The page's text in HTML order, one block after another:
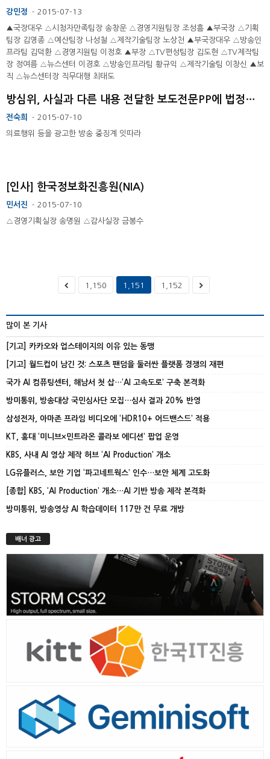
강민정 - 2015-07-13
▲국장대우 △시청자만족팀장 송창운 △경영지원팀장 조성흠 ▲부국장 △기획
팀장 김영종 △예산팀장 나성철 △제작기술팀장 노상천 ▲부국장대우 △방송인
프라팀 김덕환 △경영지원팀 이정호 ▲부장 △TV편성팀장 김도현 △TV제작팀
장 정여름 △뉴스센터 이경호 △방송인프라팀 황규익 △제작기술팀 이창신 ▲보
직 △뉴스센터장 직무대행 최태도
방심위, 사실과 다른 내용 전달한 보도전문PP에 법정제재
전숙희 - 2015-07-10
의료행위 등을 광고한 방송 중징계 잇따라
[인사] 한국정보화진흥원(NIA)
민서진 - 2015-07-10
△경영기획실장 송명원 △감사실장 금봉수
1,150 1,151 1,152
많이 본 기사
[기고] 카카오와 업스테이지의 이유 있는 동맹
[기고] 월드컵이 남긴 것: 스포츠 팬덤을 둘러싼 플랫폼 경쟁의 재편
국가 AI 컴퓨팅센터, 해남서 첫 삽…‘AI 고속도로’ 구축 본격화
방미통위, 방송대상 국민심사단 모집…심사 결과 20% 반영
삼성전자, 아마존 프라임 비디오에 ‘HDR10+ 어드밴스드’ 적용
KT, 홍대 ‘미니브×민트라온 콜라보 에디션’ 팝업 운영
KBS, 사내 AI 영상 제작 허브 ‘AI Production’ 개소
LG유플러스, 보안 기업 ‘파고네트웍스’ 인수…보안 체계 고도화
[종합] KBS, ‘AI Production’ 개소…AI 기반 방송 제작 본격화
방미통위, 방송영상 AI 학습데이터 117만 건 무료 개방
배너 광고